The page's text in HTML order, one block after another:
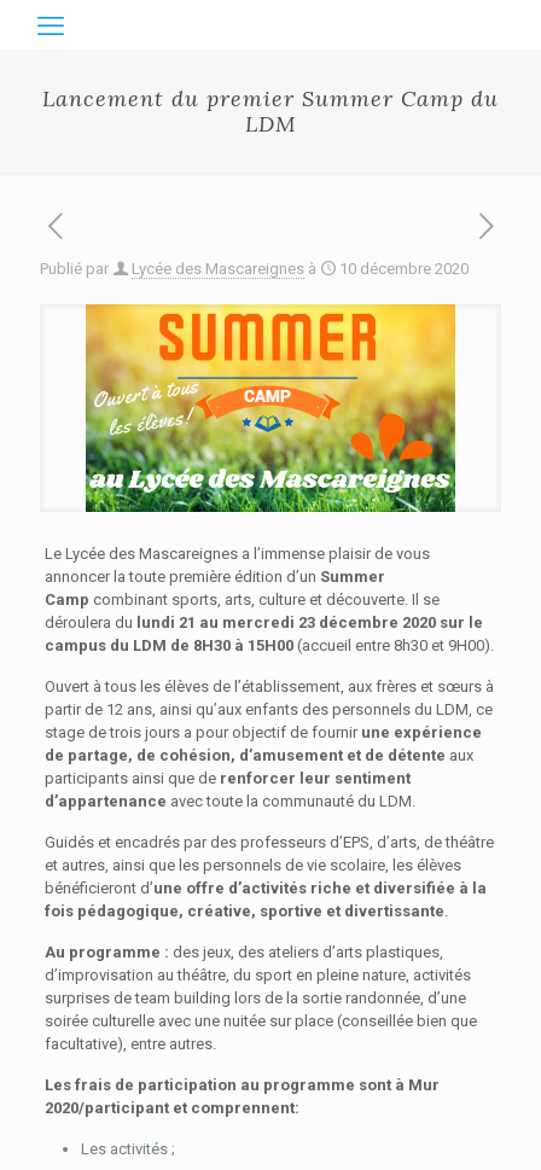
Lancement du premier Summer Camp du
LDM
Publié par Lycée des Mascareignes à 10 décembre 2020
Le Lycée des Mascareignes a l’immense plaisir de vous
annoncer la toute première édition d’un Summer
Camp combinant sports, arts, culture et découverte. Il se
déroulera du lundi 21 au mercredi 23 décembre 2020 sur le
campus du LDM de 8H30 à 15H00(accueil entre 8h30 et 9H00).
Ouvert à tous les élèves de l’établissement, aux frères et sœurs à
partir de 12 ans, ainsi qu’aux enfants des personnels du LDM, ce
stage de trois jours a pour objectif de fournir une expérience
de partage, de cohésion, d’amusement et de détente aux
participants ainsi que de renforcer leur sentiment
d’appartenance avec toute la communauté du LDM.
Guidés et encadrés par des professeurs d’EPS, d’arts, de théâtre
et autres, ainsi que les personnels de vie scolaire, les élèves
bénéficieront d’une offre d’activités riche et diversifiée à la
fois pédagogique, créative, sportive et divertissante
Au programme : des jeux, des ateliers d’arts plastiques,
d’improvisation au théâtre, du sport en pleine nature, activités
surprises de team building lors de la sortie randonnée, d’une
soirée culturelle avec une nuitée sur place (conseillée bien que
facultative), entre autres.
Les frais de participation au programme sont à Mur
2020/participant et comprennent:
Les activités ;